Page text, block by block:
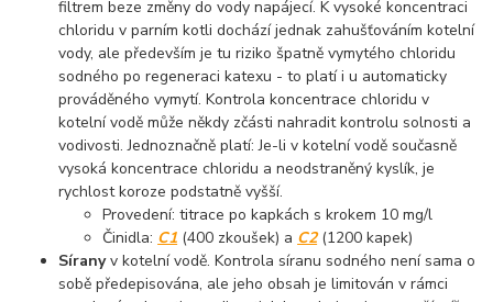
filtrem beze změny do vody napájecí. K vysoké koncentraci
chloridu v parním kotli dochází jednak zahušťováním kotelní
vody, ale především je tu riziko špatně vymytého chloridu
sodného po regeneraci katexu - to platí i u automaticky
prováděného vymytí. Kontrola koncentrace chloridu v
kotelní vodě může někdy zčásti nahradit kontrolu solnosti a
vodivosti. Jednoznačně platí: Je-li v kotelní vodě současně
vysoká koncentrace chloridu a neodstraněný kyslík, je
rychlost koroze podstatně vyšší.
Provedení: titrace po kapkách s krokem 10 mg/l
Činidla: C1 (400 zkoušek) a C2 (1200 kapek)
Síranyv kotelní vodě. Kontrola síranu sodného není sama o
sobě předepisována, ale jeho obsah je limitován v rámci